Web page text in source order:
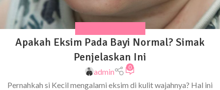
MASALAH KULIT ANAK
Apakah Eksim Pada Bayi Normal? Simak
Penjelaskan Ini
admin 0
Pernahkah si Kecil mengalami eksim di kulit wajahnya? Hal ini